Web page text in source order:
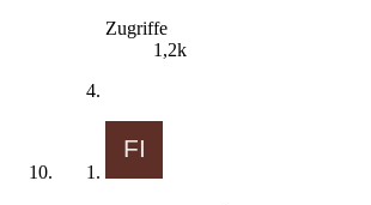
Zugriffe
1,2k